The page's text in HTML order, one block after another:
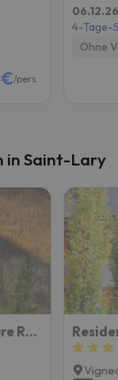
/pers.
4-Tage-
Ohne
in Saint-Lary
Pierre & Vacances Les Rives de l'Aure Résidence